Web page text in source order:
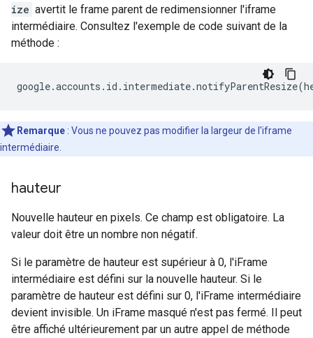
ize avertit le frame parent de redimensionner l'iframe
intermédiaire. Consultez l'exemple de code suivant de la
méthode :
google.accounts . id . intermediate.notifyParentResize(
Remarque : Vous ne pouvez pas modifier la largeur de l'iframe
intermédiaire.
hauteur
Nouvelle hauteur en pixels. Ce champ est obligatoire. La
valeur doit être un nombre non négatif.
Si le paramètre de hauteur est supérieur à 0, l'iFrame
intermédiaire est défini sur la nouvelle hauteur. Si le
paramètre de hauteur est défini sur 0, l'iFrame intermédiaire
devient invisible. Un iFrame masqué n'est pas fermé. Il peut
être affiché ultérieurement par un autre appel de méthode